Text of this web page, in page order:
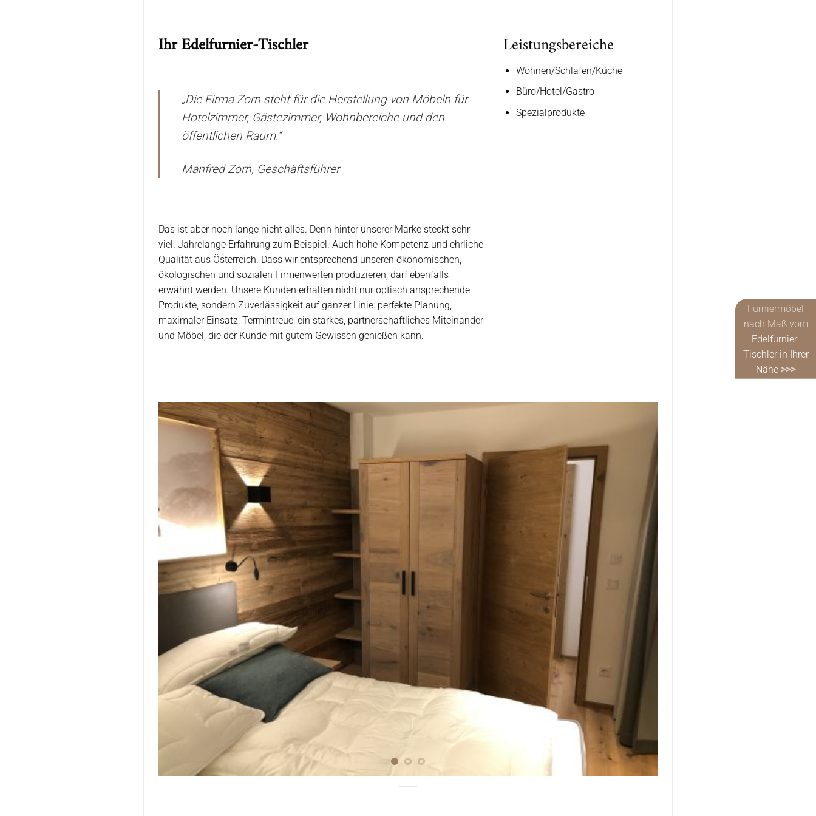
Ihr Edelfurnier-Tischler
„Die Firma Zorn steht für die Herstellung von Möbeln für
Hotelzimmer, Gästezimmer, Wohnbereiche und den
öffentlichen Raum.“
Manfred Zorn, Geschäftsführer
Das ist aber noch lange nicht alles. Denn hinter unserer Marke steckt sehr
viel. Jahrelange Erfahrung zum Beispiel. Auch hohe Kompetenz und ehrliche
Qualität aus Österreich. Dass wir entsprechend unseren ökonomischen,
ökologischen und sozialen Firmenwerten produzieren, darf ebenfalls
erwähnt werden. Unsere Kunden erhalten nicht nur optisch ansprechende
Produkte, sondern Zuverlässigkeit auf ganzer Linie: perfekte Planung,
maximaler Einsatz, Termintreue, ein starkes, partnerschaftliches Miteinander
und Möbel, die der Kunde mit gutem Gewissen genießen kann.
Leistungsbereiche
Wohnen/Schlafen/Küche
Büro/Hotel/Gastro
Spezialprodukte
Furniermöbel
nach Maß vom
Edelfurnier-
Tischler in Ihrer
Nähe >>>